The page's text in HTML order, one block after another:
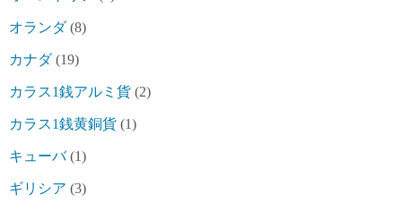
オランダ(8)
カナダ(19)
カラス1銭アルミ貨 (2)
カラス1銭黄銅貨 (1)
キューバ(1)
ギリシア (3)